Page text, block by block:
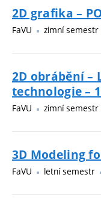
2D grafika –
FaVU zimní semestr
2D obrábění –
technologie –
FaVU zimní semestr
3D Modeling
FaVU letní semestr